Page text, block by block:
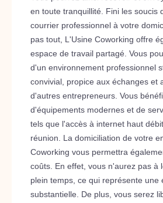
en toute tranquillité. Fini les soucis
courrier professionnel à votre
pas tout, L'Usine Coworking offre
espace de travail partagé. Vous
d'un environnement professionnel
convivial, propice aux échanges et
d'autres entrepreneurs. Vous
d'équipements modernes et de
tels que l'accès à internet haut
réunion. La domiciliation de votre
Coworking vous permettra
coûts. En effet, vous n'aurez pas à
plein temps, ce qui représente une
substantielle. De plus, vous serez